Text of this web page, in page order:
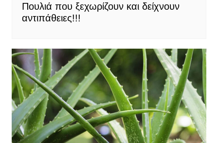
Πουλιά που ξεχωρίζουν και δείχνουν
αντιπάθειες!!!